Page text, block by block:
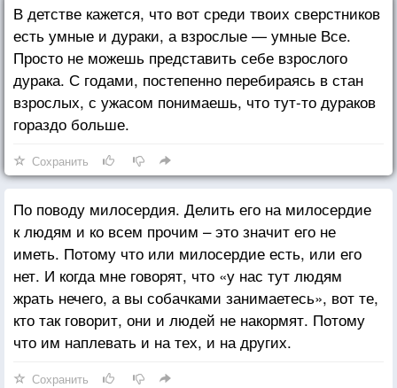
В детстве кажется, что вот среди твоих сверстников
есть умные и дураки, а взрослые — умные Все.
Просто не можешь представить себе взрослого
дурака. С годами, постепенно перебираясь в стан
взрослых, с ужасом понимаешь, что тут-то дураков
гораздо больше.
Сохранить
По поводу милосердия. Делить его на милосердие
к людям и ко всем прочим – это значит его не
иметь. Потому что или милосердие есть, или его
нет. И когда мне говорят, что «у нас тут людям
жрать нечего, а вы собачками занимаетесь», вот те,
кто так говорит, они и людей не накормят. Потому
что им наплевать и на тех, и на других.
Сохранить